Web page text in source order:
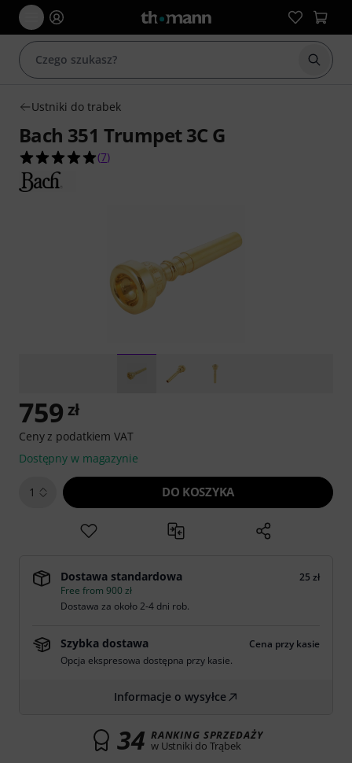
Ustniki do trabek
Bach 351 Trumpet 3C G
5.0 na 5 gwiazdek z 7 ocen klientów
(7)
759 zł
Ceny z podatkiem VAT
Dostępny w magazynie
1 DO KOSZYKA
Dostawa standardowa
25 zł
Free from 900 zł
Dostawa za około 2-4 dni rob.
Szybka dostawa
Cena przy kasie
Opcja ekspresowa dostępna przy kasie.
Informacje o wysyłce
34 RANKING SPRZEDAŻY
w Ustniki do Trąbek